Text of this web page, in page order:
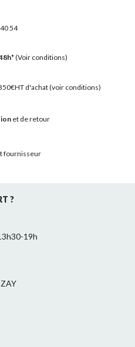
54
(Voir conditions)
d'achat(voir conditions)
et de retour
fournisseur
?
19h